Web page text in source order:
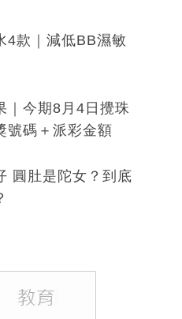
4款｜減低BB濕敏
｜今期8月4日攪珠
號碼＋派彩金額
圓肚是陀女？到底